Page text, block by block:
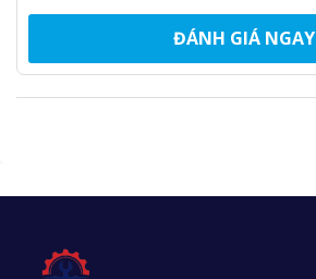
ĐÁNH GIÁ NGAY